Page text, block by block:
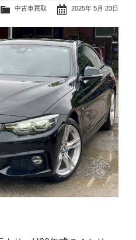
2025年 5月 23日
中古車買取